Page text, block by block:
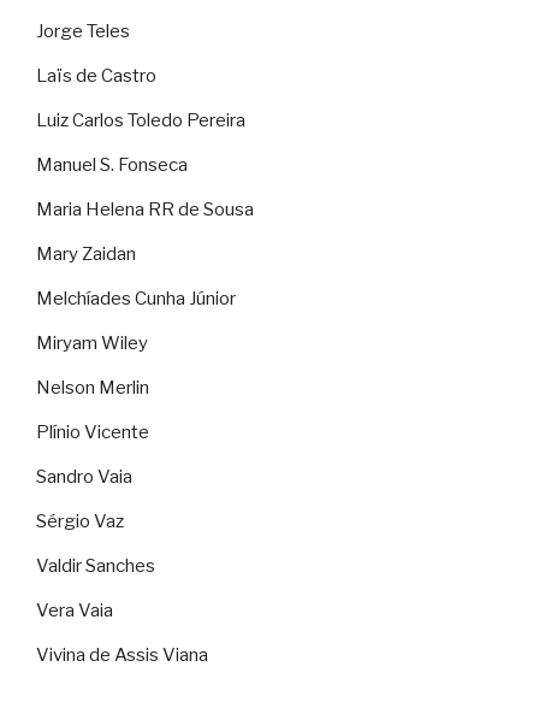
Jorge Teles
Laïs de Castro
Luiz Carlos Toledo Pereira
Manuel S. Fonseca
Maria Helena RR de Sousa
Mary Zaidan
Melchíades Cunha Júnior
Miryam Wiley
Nelson Merlin
Plínio Vicente
Sandro Vaia
Sérgio Vaz
Valdir Sanches
Vera Vaia
Vivina de Assis Viana